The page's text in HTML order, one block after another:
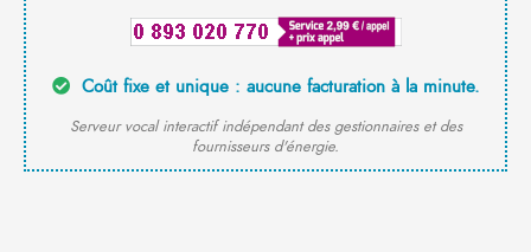
Coût fixe et unique : aucune facturation à la minute.
Serveur vocal interactif indépendant des gestionnaires et des
fournisseurs d'énergie.